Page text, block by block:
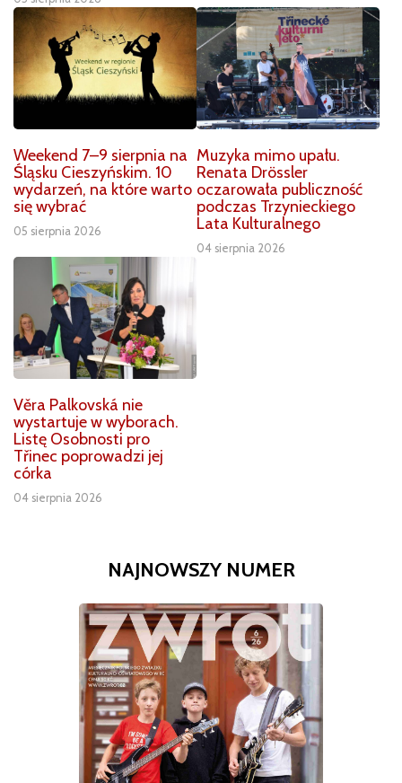
Weekend 7–9 sierpnia na
Śląsku Cieszyńskim. 10
wydarzeń, na które warto
się wybrać
05 sierpnia 2026
Muzyka mimo upału.
Renata Drössler
oczarowała publiczność
podczas Trzynieckiego
Lata Kulturalnego
04 sierpnia 2026
Věra Palkovská nie
wystartuje w wyborach.
Listę Osobnosti pro
Třinec poprowadzi jej
córka
04 sierpnia 2026
NAJNOWSZY NUMER